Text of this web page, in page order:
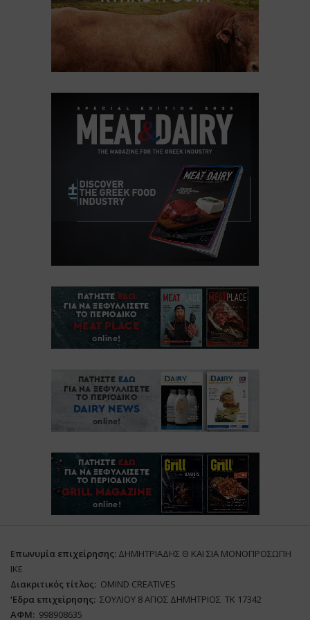
Επωνυμία επιχείρησης: ΔΗΜΗΤΡΙΑΔΗΣ Θ ΚΑΙ ΣΙΑ ΜΟΝΟΠΡΟΣΩΠΗ
ΙΚΕ
Διακριτικός τίτλος: ΟΜΙΝD CREATIVES
‘Eδρα επιχείρησης: ΣΟΥΛΙΟΥ 8 ΑΓΙΟΣ ΔΗΜΗΤΡΙΟΣ ΤΚ 17342
ΑΦΜ: 998908635